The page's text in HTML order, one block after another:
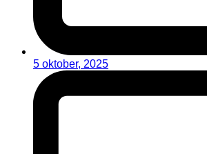
5 oktober, 2025